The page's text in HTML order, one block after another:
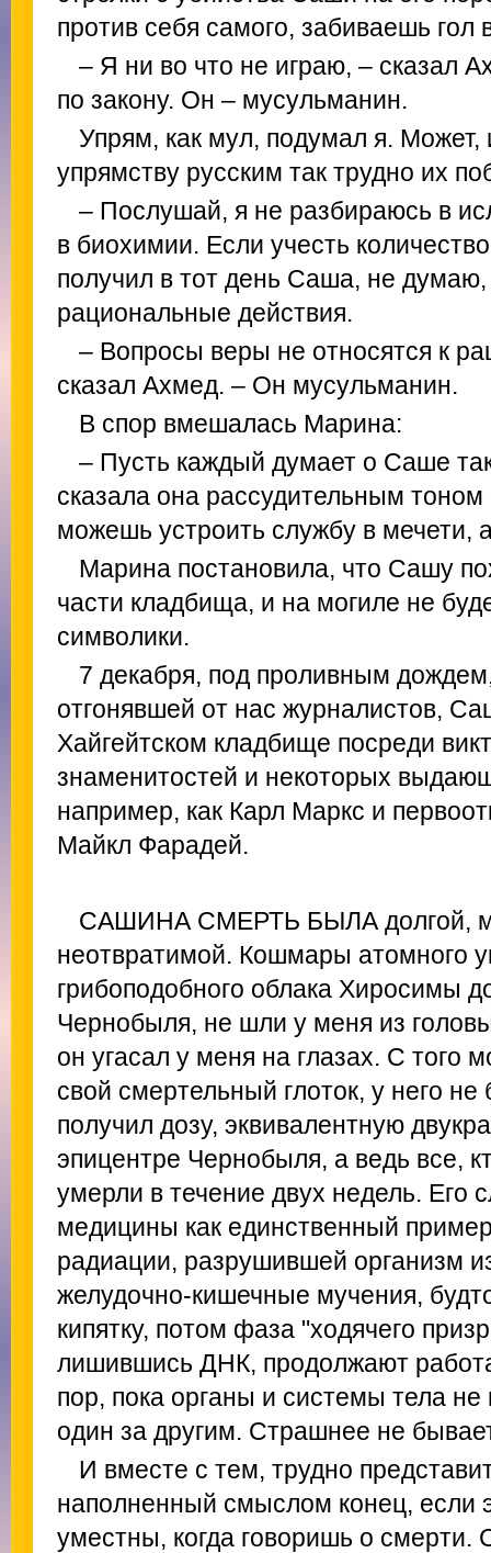
против себя самого, забиваешь гол
– Я ни во что не играю, – сказал
по закону. Он – мусульманин.
Упрям, как мул, подумал я. Может,
упрямству русским так трудно их
– Послушай, я не разбираюсь в
в биохимии. Если учесть
получил в тот день Саша, не
рациональные действия.
– Вопросы веры не относятся к
сказал Ахмед. – Он мусульманин.
В спор вмешалась Марина:
– Пусть каждый думает о Саше
сказала она рассудительным
можешь устроить службу в мечети,
Марина постановила, что Сашу
части кладбища, и на могиле не
символики.
7 декабря, под проливным
отгонявшей от нас журналистов,
Хайгейтском кладбище посреди
знаменитостей и некоторых
например, как Карл Маркс и
Майкл Фарадей.
САШИНА СМЕРТЬ БЫЛА долгой,
неотвратимой. Кошмары атомного
грибоподобного облака Хиросимы
Чернобыля, не шли у меня из
он угасал у меня на глазах. С того
свой смертельный глоток, у него
получил дозу, эквивалентную
эпицентре Чернобыля, а ведь все,
умерли в течение двух недель. Его
медицины как единственный
радиации, разрушившей организм
желудочно-кишечные мучения,
кипятку, потом фаза "ходячего
лишившись ДНК, продолжают
пор, пока органы и системы тела
один за другим. Страшнее не
И вместе с тем, трудно
наполненный смыслом конец, если
уместны, когда говоришь о